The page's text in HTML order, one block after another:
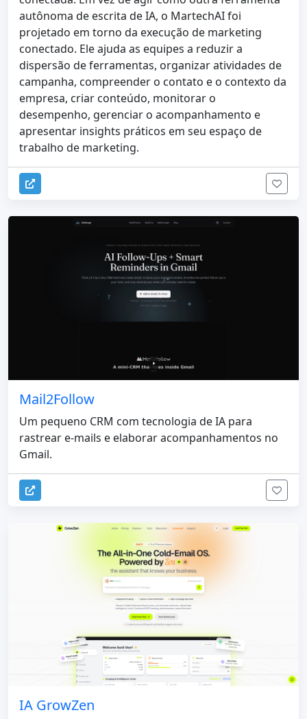
autônoma de escrita de IA, o MartechAI foi
projetado em torno da execução de marketing
conectado. Ele ajuda as equipes a reduzir a
dispersão de ferramentas, organizar atividades de
campanha, compreender o contato e o contexto da
empresa, criar conteúdo, monitorar o
desempenho, gerenciar o acompanhamento e
apresentar insights práticos em seu espaço de
trabalho de marketing.
Mail2Follow
Um pequeno CRM com tecnologia de IA para
rastrear e-mails e elaborar acompanhamentos no
Gmail.
IA GrowZen